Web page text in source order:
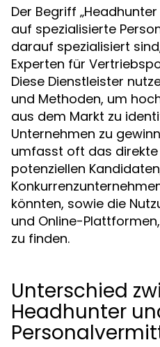
Der Begriff
auf spezialisierte
darauf spezialisiert
Experten für
Diese Dienstleister
und Methoden, um
aus dem Markt zu
Unternehmen zu
umfasst oft das
potenziellen
könnten, sowie die
und Online-
zu finden.
Unterschied
Headhunter